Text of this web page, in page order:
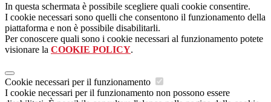
In questa schermata è possibile scegliere quali cookie consentire.
I cookie necessari sono quelli che consentono il funzionamento della
piattaforma e non è possibile disabilitarli.
Per conoscere quali sono i cookie necessari al funzionamento potete
visionare la COOKIE POLICY.
Cookie necessari per il funzionamento
I cookie necessari per il funzionamento non possono essere